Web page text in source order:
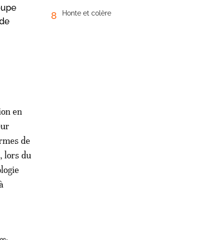
en
de
lors du
8 Honte et colère